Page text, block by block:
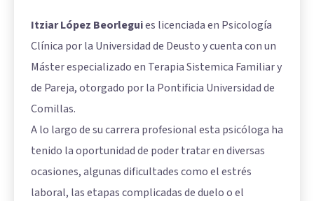
Itziar López Beorleguies licenciada en Psicología
Clínica por la Universidad de Deusto y cuenta con un
Máster especializado en Terapia Sistemica Familiar y
de Pareja, otorgado por la Pontificia Universidad de
Comillas.
A lo largo de su carrera profesional esta psicóloga ha
tenido la oportunidad de poder tratar en diversas
ocasiones, algunas dificultades como el estrés
laboral, las etapas complicadas de duelo o el